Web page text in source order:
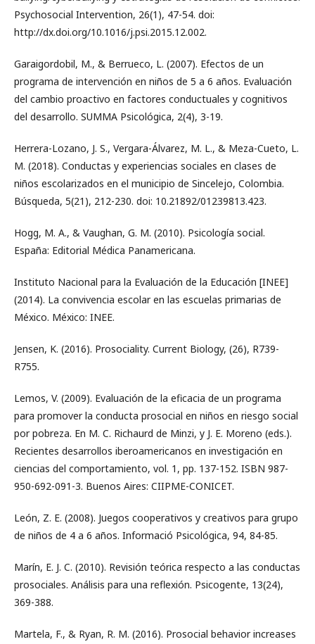
Psychosocial Intervention, 26(1), 47-54. doi:
http://dx.doi.org/10.1016/j.psi.2015.12.002.
Garaigordobil, M., & Berrueco, L. (2007). Efectos de un
programa de intervención en niños de 5 a 6 años. Evaluación
del cambio proactivo en factores conductuales y cognitivos
del desarrollo. SUMMA Psicológica, 2(4), 3-19.
Herrera-Lozano, J. S., Vergara-Álvarez, M. L., & Meza-Cueto, L.
M. (2018). Conductas y experiencias sociales en clases de
niños escolarizados en el municipio de Sincelejo, Colombia.
Búsqueda, 5(21), 212-230. doi: 10.21892/01239813.423.
Hogg, M. A., & Vaughan, G. M. (2010). Psicología social.
España: Editorial Médica Panamericana.
Instituto Nacional para la Evaluación de la Educación [INEE]
(2014). La convivencia escolar en las escuelas primarias de
México. México: INEE.
Jensen, K. (2016). Prosociality. Current Biology, (26), R739-
R755.
Lemos, V. (2009). Evaluación de la eficacia de un programa
para promover la conducta prosocial en niños en riesgo social
por pobreza. En M. C. Richaurd de Minzi, y J. E. Moreno (eds.).
Recientes desarrollos iberoamericanos en investigación en
ciencias del comportamiento, vol. 1, pp. 137-152. ISBN 987-
950-692-091-3. Buenos Aires: CIIPME-CONICET.
León, Z. E. (2008). Juegos cooperativos y creativos para grupo
de niños de 4 a 6 años. Informació Psicológica, 94, 84-85.
Marín, E. J. C. (2010). Revisión teórica respecto a las conductas
prosociales. Análisis para una reflexión. Psicogente, 13(24),
369-388.
Martela, F., & Ryan, R. M. (2016). Prosocial behavior increases